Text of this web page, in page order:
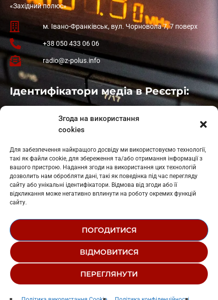
Згода на використання
cookies
Для забезпечення найкращого досвіду ми використовуємо технології,
такі як файли cookie, для збереження та/або отримання інформації з
вашого пристрою. Надання згоди на використання цих технологій
дозволить нам обробляти дані, такі як поведінка під час перегляду
сайту або унікальні ідентифікатори. Відмова від згоди або її
відкликання може негативно вплинути на роботу окремих функцій
сайту.
ПОГОДИТИСЯ
ВІДМОВИТИСЯ
ПЕРЕГЛЯНУТИ
«Західний полюс»
м. Івано-Франківськ, вул. Чорновола 7, 7 поверх
+38 050 433 06 06
radio@z-polus.info
Ідентифікатори медіа в Реєстрі:
: L11-01410
: L11-01801
Косів: L11-01805
Гарасимів: L11-02274
© 1995-2026 РК «ЗАХІДНИЙ ПОЛЮС»
РЕДАКЦІЙНИЙ СТАТУТ
СТРУКТУРА ВЛАСНОСТІ